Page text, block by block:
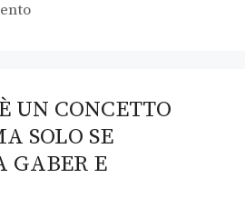
UN CONCETTO
SOLO SE
GABER E